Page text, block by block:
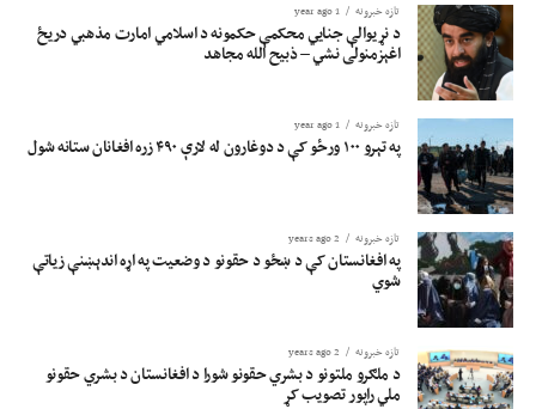
تازه خبرونه 1 year ago
د نړیوالې جنایي محکمې حکمونه د اسلامي امارت مذهبي دریځ
اغېزمنولی نشي – ذبیح الله مجاهد
تازه خبرونه 1 year ago
په تېرو ۱۰۰ ورځو کې د دوغارون له لارې ۴۹۰ زره افغانان ستانه شول
تازه خبرونه 2 years ago
په افغانستان کې د ښځو د حقونو د وضعیت په اړه اندېښنې زیاتې
شوي
تازه خبرونه 2 years ago
د ملګرو ملتونو د بشري حقونو شورا د افغانستان د بشري حقونو
ملي راپور تصویب کړ